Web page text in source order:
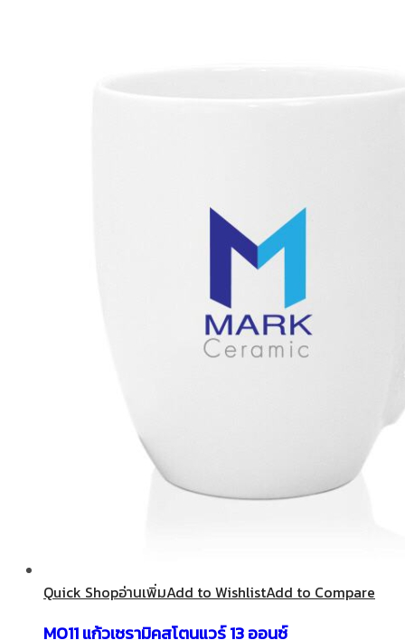
Quick Shopอ่านเพิ่มAdd to WishlistAdd to Compare
M011 แก้วเซรามิคสโตนแวร์ 13 ออนซ์